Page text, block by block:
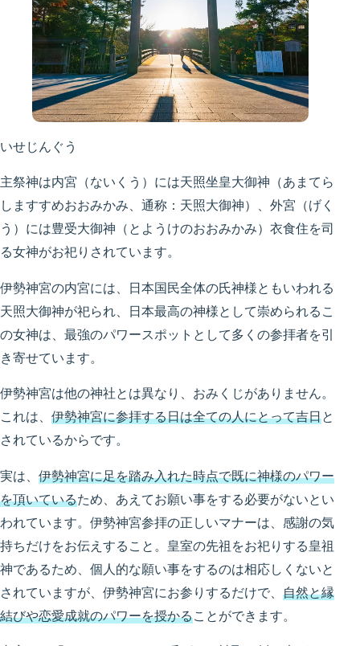
いせじんぐう
主祭神は内宮（ないくう）には天照坐皇大御神（あまてら
しますすめおおみかみ、通称：天照大御神）、外宮（げく
う）には豊受大御神（とようけのおおみかみ）衣食住を司
る女神がお祀りされています。
伊勢神宮の内宮には、日本国民全体の氏神様ともいわれる
天照大御神が祀られ、日本最高の神様として崇められるこ
の女神は、最強のパワースポットとして多くの参拝者を引
き寄せています。
伊勢神宮は他の神社とは異なり、おみくじがありません。
これは、 伊勢神宮に参拝する日は全ての人にとって吉日と
されているからです。
実は、 伊勢神宮に足を踏み入れた時点で既に神様のパワー
を頂いているため、あえてお願い事をする必要がないとい
われています。伊勢神宮参拝の正しいマナーは、感謝の気
持ちだけをお伝えすること。皇室の先祖をお祀りする皇祖
神であるため、個人的な願い事をするのは相応しくないと
されていますが、伊勢神宮にお参りするだけで、 自然と縁
結びや恋愛成就のパワーを授かることができます。